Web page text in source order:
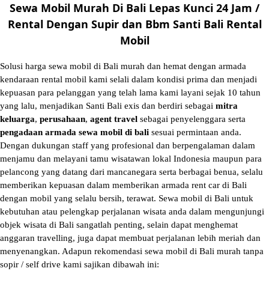
Sewa Mobil Murah Di Bali Lepas Kunci 24 Jam /
Rental Dengan Supir dan Bbm Santi Bali Rental
Mobil
Solusi harga sewa mobil di Bali murah dan hemat dengan armada
kendaraan rental mobil kami selali dalam kondisi prima dan menjadi
kepuasan para pelanggan yang telah lama kami layani sejak 10 tahun
yang lalu, menjadikan Santi Bali exis dan berdiri sebagai mitra
keluarga, perusahaan, agent travel sebagai penyelenggara serta
pengadaan armada sewa mobil di bali sesuai permintaan anda.
Dengan dukungan staff yang profesional dan berpengalaman dalam
menjamu dan melayani tamu wisatawan lokal Indonesia maupun para
pelancong yang datang dari mancanegara serta berbagai benua, selalu
memberikan kepuasan dalam memberikan armada rent car di Bali
dengan mobil yang selalu bersih, terawat. Sewa mobil di Bali untuk
kebutuhan atau pelengkap perjalanan wisata anda dalam mengunjungi
objek wisata di Bali sangatlah penting, selain dapat menghemat
anggaran travelling, juga dapat membuat perjalanan lebih meriah dan
menyenangkan. Adapun rekomendasi sewa mobil di Bali murah tanpa
sopir / self drive kami sajikan dibawah ini: